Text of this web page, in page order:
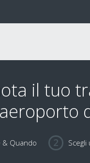
il tuo
& Quando Scegli